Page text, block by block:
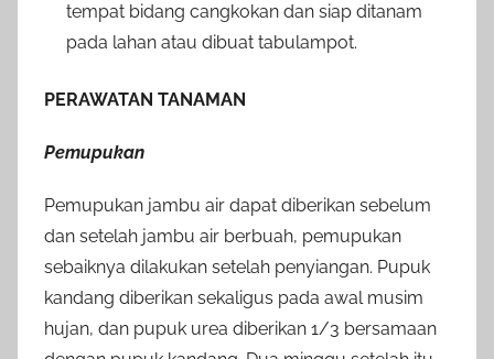
tempat bidang cangkokan dan siap ditanam
pada lahan atau dibuat tabulampot.
PERAWATAN TANAMAN
Pemupukan
Pemupukan jambu air dapat diberikan sebelum
dan setelah jambu air berbuah, pemupukan
sebaiknya dilakukan setelah penyiangan. Pupuk
kandang diberikan sekaligus pada awal musim
hujan, dan pupuk urea diberikan 1/3 bersamaan